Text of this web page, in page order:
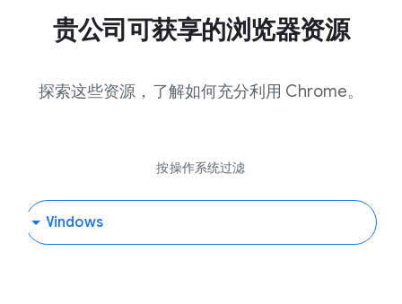
贵公司可获享的浏览器资源
探索这些资源，了解如何充分利用 Chrome。
按操作系统过滤